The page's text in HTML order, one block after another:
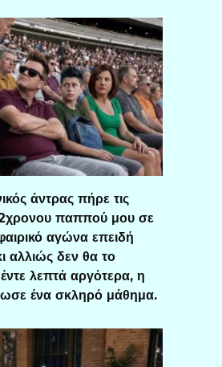
άντρας πήρε τις
παππού μου σε
αγώνα επειδή
αλλιώς δεν θα το
λεπτά αργότερα, η
ένα σκληρό μάθημα.